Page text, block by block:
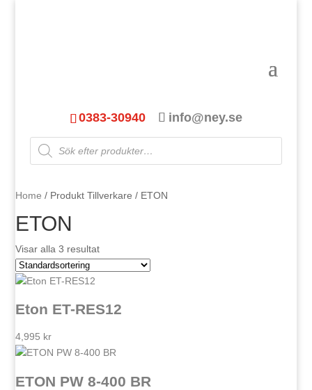
0383-30940 info@ney.se
Products
search
Home / Produkt Tillverkare / ETON
ETON
Visar alla 3 resultat
Eton ET-RES12
4,995 kr
ETON PW 8-400 BR